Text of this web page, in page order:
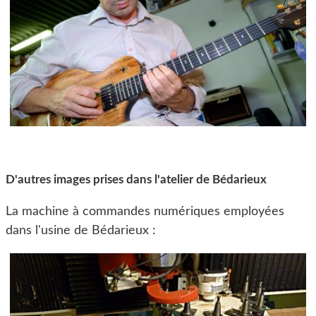
D'autres images prises dans l'atelier de Bédarieux
La machine à commandes numériques employées
dans l'usine de Bédarieux :